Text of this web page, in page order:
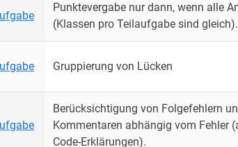
Punktevergabe nur dann, wenn alle
(Klassen pro Teilaufgabe sind gleich).
Gruppierung von Lücken
Berücksichtigung von Folgefehlern
Kommentaren abhängig vom Fehler
Code-Erklärungen).